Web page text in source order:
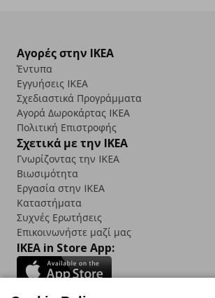
Αγορές στην IKEA
Έντυπα
Εγγυήσεις IKEA
Σχεδιαστικά Προγράμματα
Αγορά Δωρoκάρτας IKEA
Πολιτική Επιστροφής
Σχετικά με την IKEA
Γνωρίζοντας την IKEA
Βιωσιμότητα
Εργασία στην IKEA
Καταστήματα
Συχνές Ερωτήσεις
Επικοινωνήστε μαζί μας
IKEA in Store App: